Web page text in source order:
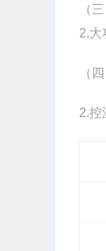
（
2.大
（
2.控